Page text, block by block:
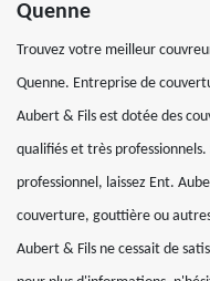
Quenne
Trouvez votre meilleur
Quenne. Entreprise de
Aubert & Fils est dotée des
qualifiés et très
professionnel, laissez Ent.
couverture, gouttière ou
Aubert & Fils ne cessait de